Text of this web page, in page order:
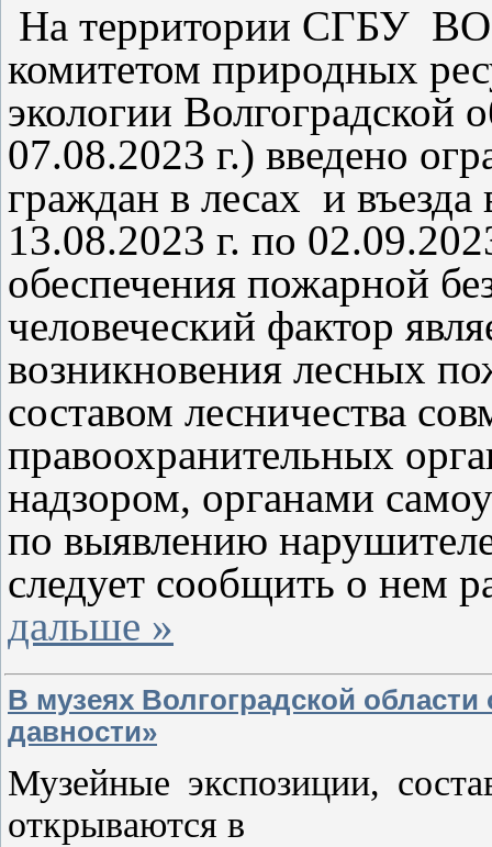
На территории СГБУ ВО
комитетом природных
экологии
07.08.2023 г.) введено
граждан в лесах и
13.08.2023 г. по
обеспечения пожарной
человеческий фактор
возникновения лесных
составом лесничества
правоохранительных
надзором, органами
по выявлению
следует сообщить о нем
дальше »
В музеях Волгоградской
давности»
Музейные экспозиции,
открываются в